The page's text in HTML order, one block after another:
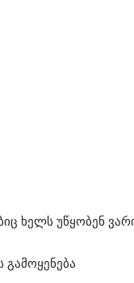
ხელს უწყობენ
გამოყენება